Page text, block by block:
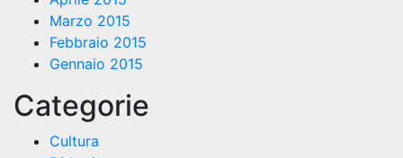
Marzo 2015
Febbraio 2015
Gennaio 2015
Categorie
Cultura